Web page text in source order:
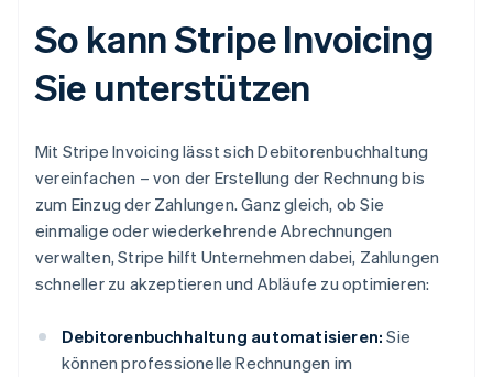
So kann Stripe Invoicing
Sie unterstützen
Mit Stripe Invoicing lässt sich Debitorenbuchhaltung
vereinfachen – von der Erstellung der Rechnung bis
zum Einzug der Zahlungen. Ganz gleich, ob Sie
einmalige oder wiederkehrende Abrechnungen
verwalten, Stripe hilft Unternehmen dabei, Zahlungen
schneller zu akzeptieren und Abläufe zu optimieren:
Debitorenbuchhaltung automatisieren: Sie
können professionelle Rechnungen im